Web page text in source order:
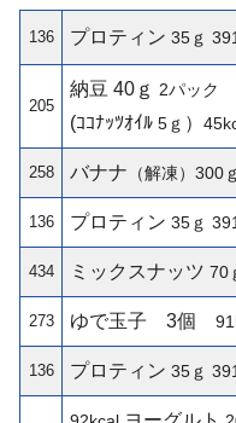
136 プロティン 35ｇ
205
納豆 40ｇ 2パック
(ｺｺﾅｯﾂｵｲﾙ5ｇ ）
258 バナナ （解凍）300ｇ
136 プロティン 35ｇ
434 ミックスナッツ70
273 ゆで玉子 3個
136 プロティン 35ｇ